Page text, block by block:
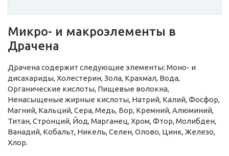
Микро- и макроэлементы в
Драчена
Драчена содержит следующие элементы: Моно- и
дисахариды, Холестерин, Зола, Крахмал, Вода,
Органические кислоты, Пищевые волокна,
Ненасыщеные жирные кислоты, Натрий, Калий, Фосфор,
Магний, Кальций, Сера, Медь, Бор, Кремний, Алюминий,
Титан, Стронций, Йод, Марганец, Хром, Фтор, Молибден,
Ванадий, Кобальт, Никель, Селен, Олово, Цинк, Железо,
Хлор.